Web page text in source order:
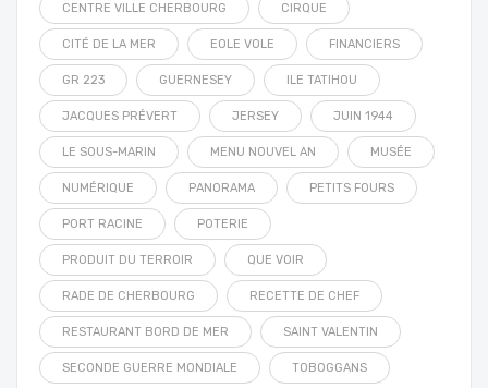
CENTRE VILLE CHERBOURG CIRQUE
CITÉ DE LA MER EOLE VOLE FINANCIERS
GR 223 GUERNESEY ILE TATIHOU
JACQUES PRÉVERT JERSEY JUIN 1944
LE SOUS-MARIN MENU NOUVEL AN MUSÉE
NUMÉRIQUE PANORAMA PETITS FOURS
PORT RACINE POTERIE
PRODUIT DU TERROIR QUE VOIR
RADE DE CHERBOURG RECETTE DE CHEF
RESTAURANT BORD DE MER SAINT VALENTIN
SECONDE GUERRE MONDIALE TOBOGGANS